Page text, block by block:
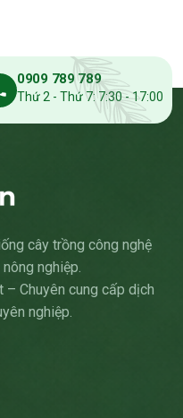
0909 789 789
Thứ 2 - Thứ 7: 7:30 - 17:00
cây trồng công nghệ
nghiệp.
Chuyên cung cấp dịch
nghiệp.